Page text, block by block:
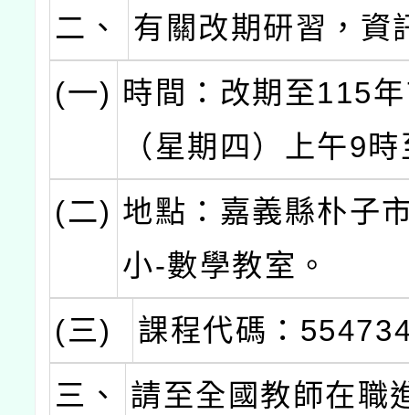
二、
有關改期研習，資
(一) 時間：改期至115
（星期四）上午9
(二) 地點：嘉義縣朴子
小-數學教室。
(三)
課程代碼：
三、
請至全國教師在職